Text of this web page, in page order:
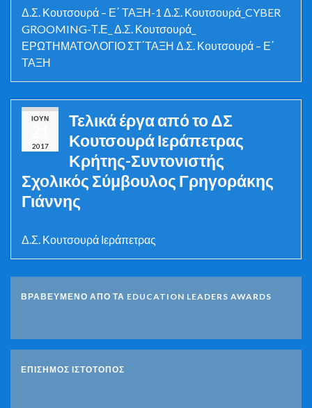
Δ.Σ. Κουτσουρά – Ε΄ ΤΑΞΗ-1 Δ.Σ. Κουτσουρά_CYBER
GROOMING-Τ.Ε_ Δ.Σ. Κουτσουρά_
ΕΡΩΤΗΜΑΤΟΛΟΓΙΟ ΣΤ΄ΤΑΞΗ Δ.Σ. Κουτσουρά – Ε΄
ΤΑΞΗ
ΙΟΎΝ
2017
Τελικά έργα από το ΔΣ
Κουτσουρά Ιεράπετρας
Κρήτης-Συντονιστής
Σχολικός Σύμβουλος Γρηγοράκης
Γιάννης
Δ.Σ. Κουτσουρά Ιεράπετρας
ΒΡΑΒΕΥΜΕΝΟ ΑΠΟ ΤΑ EDUCATION LEADERS AWARDS
ΕΠΙΣΗΜΟΣ ΙΣΤΟΤΟΠΟΣ